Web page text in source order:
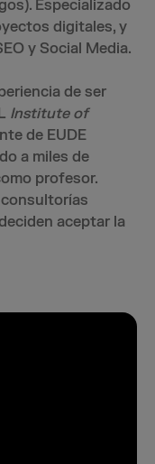
Especializado
digitales, y
y Social Media.
de ser
Institute of
de EUDE
a miles de
profesor.
aceptar la